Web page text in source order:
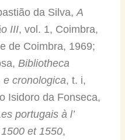
da Silva, A
III, vol. 1, Coimbra,
de Coimbra, 1969;
Bibliotheca
cronologica, t. i,
Isidoro da Fonseca,
portugais à l’
et 1550,